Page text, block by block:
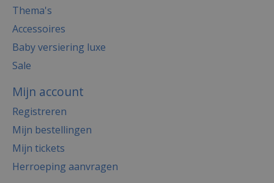
Thema's
Accessoires
Baby versiering luxe
Sale
Mijn account
Registreren
Mijn bestellingen
Mijn tickets
Herroeping aanvragen